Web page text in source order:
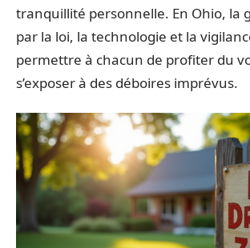
tranquillité personnelle. En Ohio, la
par la loi, la technologie et la
permettre à chacun de profiter du
s’exposer à des déboires imprévus.